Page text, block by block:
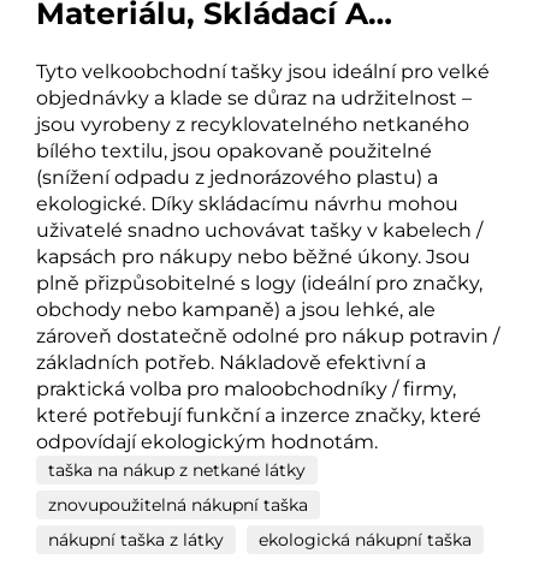
Materiálu, Skládací A
Recyklovatelné, Prázdné
Textilní Tašky
Tyto velkoobchodní tašky jsou ideální pro velké
objednávky a klade se důraz na udržitelnost –
jsou vyrobeny z recyklovatelného netkaného
bílého textilu, jsou opakovaně použitelné
(snížení odpadu z jednorázového plastu) a
ekologické. Díky skládacímu návrhu mohou
uživatelé snadno uchovávat tašky v kabelech /
kapsách pro nákupy nebo běžné úkony. Jsou
plně přizpůsobitelné s logy (ideální pro značky,
obchody nebo kampaně) a jsou lehké, ale
zároveň dostatečně odolné pro nákup potravin /
základních potřeb. Nákladově efektivní a
praktická volba pro maloobchodníky / firmy,
které potřebují funkční a inzerce značky, které
odpovídají ekologickým hodnotám.
taška na nákup z netkané látky
znovupoužitelná nákupní taška
nákupní taška z látky
ekologická nákupní taška